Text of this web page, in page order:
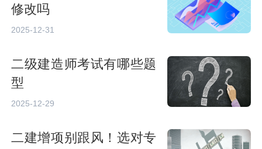
修改吗
2025-12-31
二级建造师考试有哪些题
型
2025-12-29
二建增项别跟风！选对专